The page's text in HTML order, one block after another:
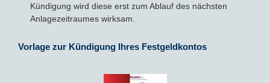
Kündigung wird diese erst zum Ablauf des nächsten
Anlagezeitraumes wirksam.
Vorlage zur Kündigung Ihres Festgeldkontos